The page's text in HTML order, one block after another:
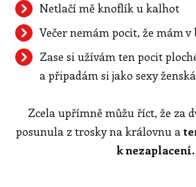
Netlačí mě knoflík u kalhot
Večer nemám pocit, že mám v
Zase si užívám ten pocit
a připadám si jako sexy ženská
Zcela upřímně můžu říct, že za
posunula z trosky na královnu a
k nezaplacení.